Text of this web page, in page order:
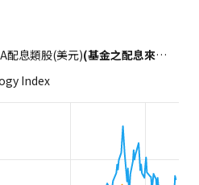
配息類股(美元)(基金之配息來源可能為本金)
Index